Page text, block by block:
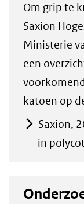
Om grip te
Saxion
Ministerie
een
katoen op
Saxion,
in